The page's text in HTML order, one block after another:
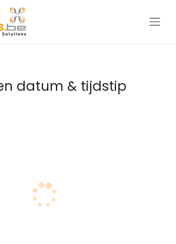
datum & tijdstip